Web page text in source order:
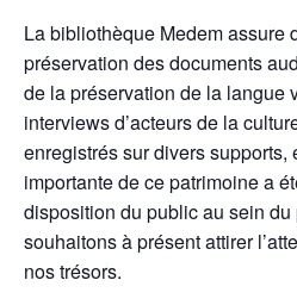
La bibliothèque Medem assure
préservation des documents
de la préservation de la langue
interviews d’acteurs de la
enregistrés sur divers supports,
importante de ce patrimoine a
disposition du public au sein
souhaitons à présent attirer
nos trésors.